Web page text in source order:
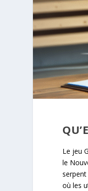
Le jeu
le
où les